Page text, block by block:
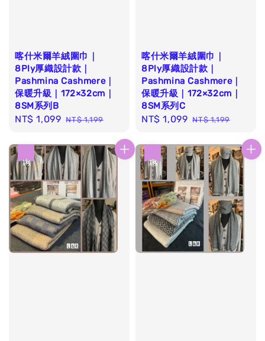
喀什米爾羊絨圍巾｜
8Ply厚織設計款｜
Pashmina Cashmere｜
保暖升級｜172×32cm｜
8SM系列B
Sale
NT$ 1,099 Regular
NT$ 1,199
喀什米爾羊絨圍巾｜
8Ply厚織設計款｜
Pashmina Cashmere｜
保暖升級｜172×32cm｜
8SM系列C
Sale
NT$ 1,099 Regular
NT$ 1,199